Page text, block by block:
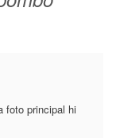
foto principal hi